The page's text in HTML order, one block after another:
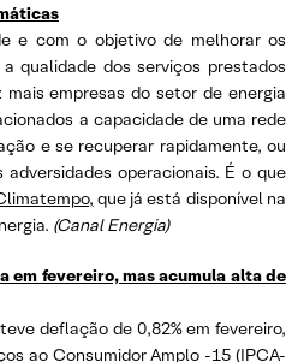
e com o objetivo de melhorar os
qualidade dos serviços prestados
empresas do setor de energia
a capacidade de uma rede
e se recuperar rapidamente, ou
operacionais. É o que
que já está disponível na
(Canal Energia)
em fevereiro, mas acumula alta de
deflação de 0,82% em fevereiro,
ao Consumidor Amplo -15 (IPCA-